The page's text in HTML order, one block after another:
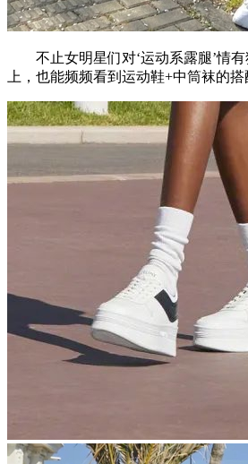
不止女明星们对‘运动系露腿’情有
上，也能频频看到运动鞋+中筒袜的搭